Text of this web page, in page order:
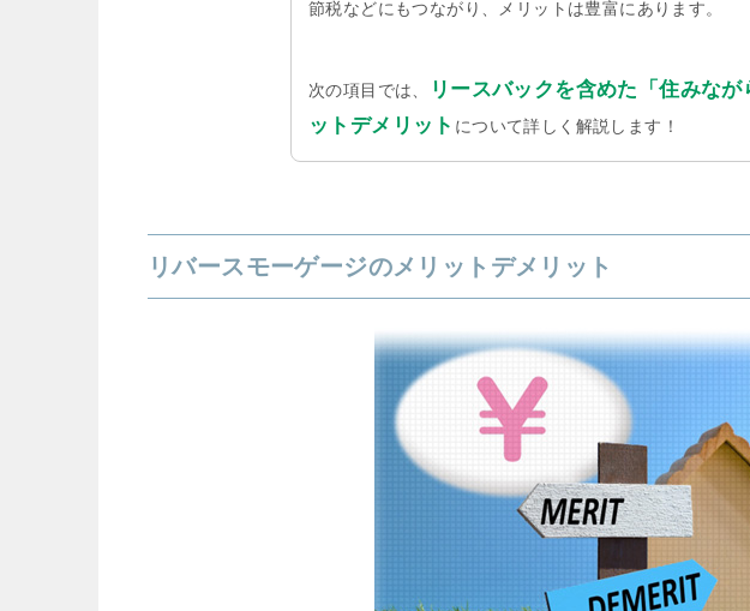
節税などにもつながり、メリットは豊富にあります。
次の項目では、
リースバックを含めた「住みな
ットデメリット について詳しく解説します！
リバースモーゲージのメリットデメリット